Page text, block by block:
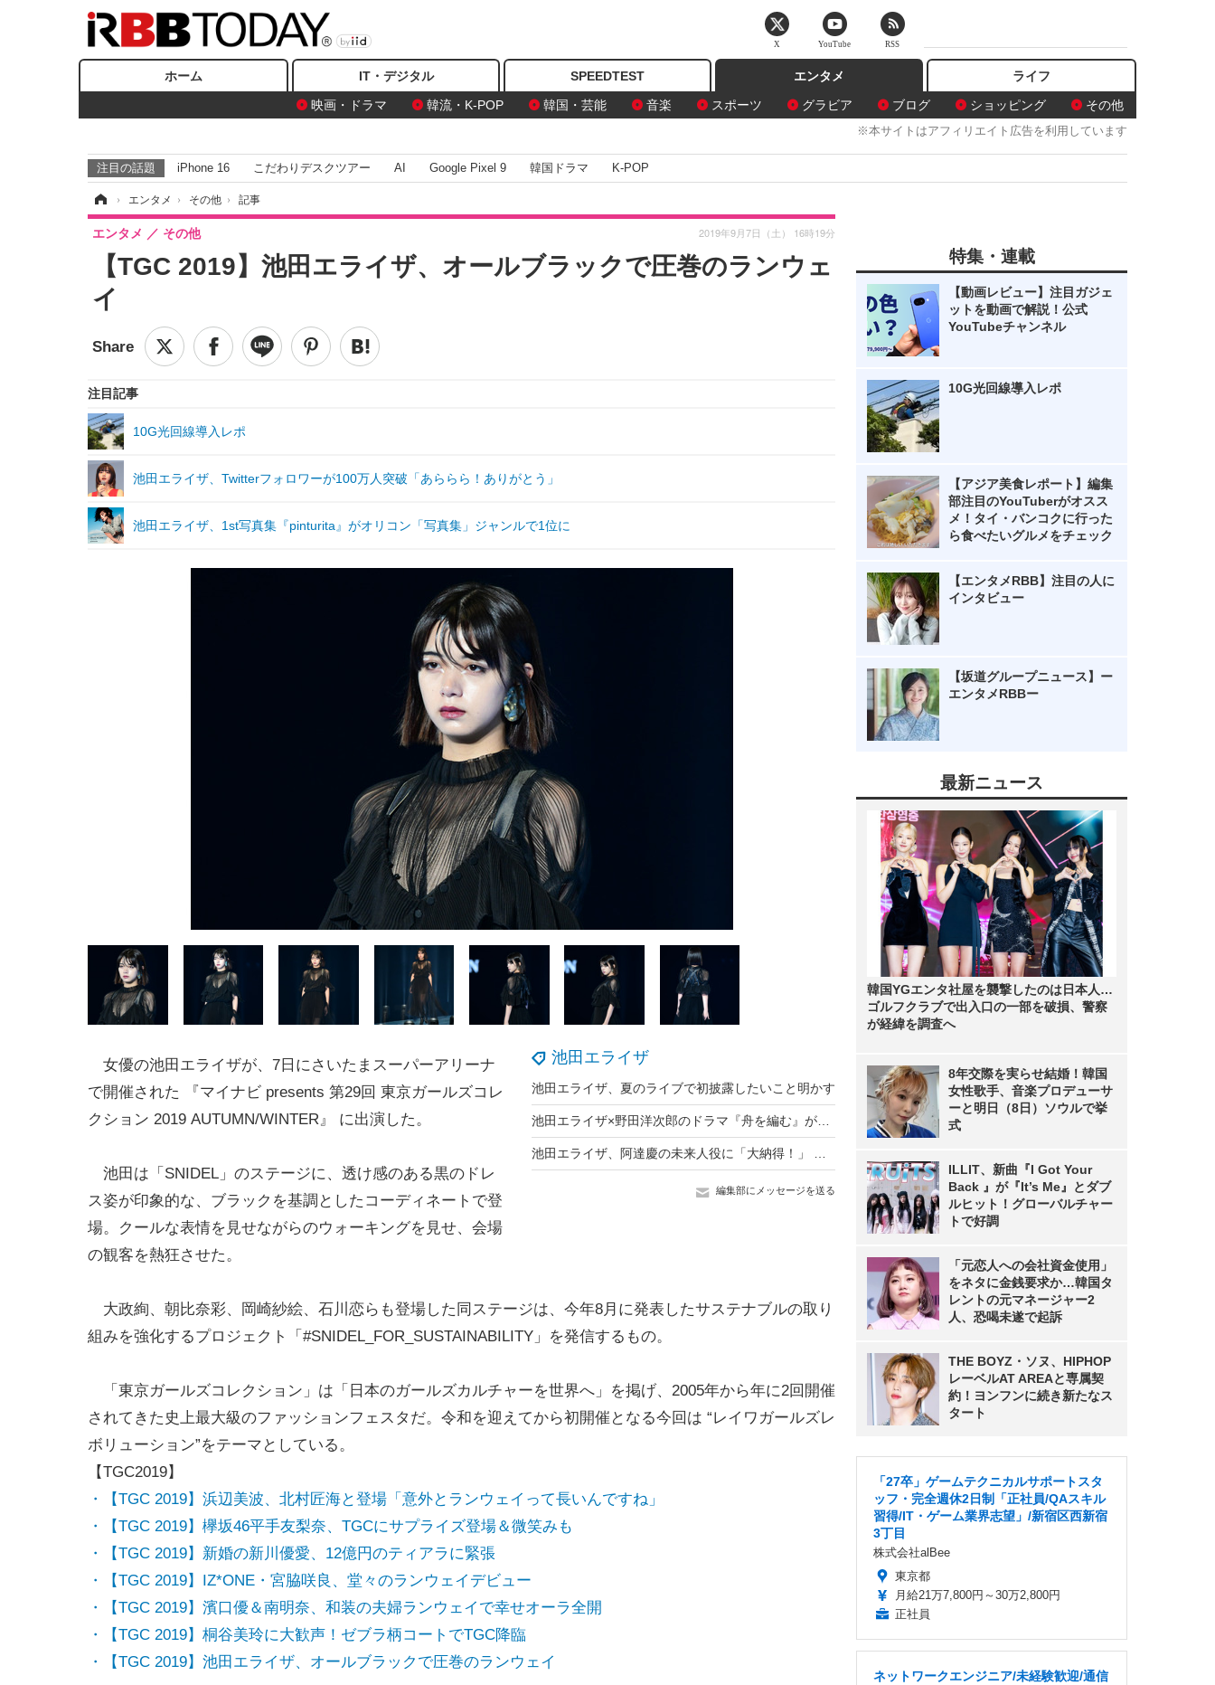
ホーム IT・デジタル SPEEDTEST
エンタメ
映画・ドラマ
韓流・K-POP 韓国・芸能 音楽 スポーツ グラビア ブログ ショッピング その他
ライフ
※本サイトはアフィリエイト広告を利用しています
注目の話題 iPhone 16 こだわりデスクツアー AI Google Pixel 9 韓国ドラマ K-POP
› エンタメ › その他 › 記事
【TGC 2019】池田エライザ、オールブラックで圧巻のランウェ
イ
エンタメ その他 2019年9月7日（土） 16時19分
注目記事
10G光回線導入レポ
池田エライザ、Twitterフォロワーが100万人突破「あららら！ありがとう」
池田エライザ、1st写真集『pinturita』がオリコン「写真集」ジャンルで1位に
池田エライザ
池田エライザ、夏のライブで初披露したいこと明かす
編集部にメッセージを送る
女優の池田エライザが、7日にさいたまスーパーアリーナ
で開催された 『マイナビ presents 第29回 東京ガールズコレ
クション 2019 AUTUMN/WINTER』 に出演した。
池田は「SNIDEL」のステージに、透け感のある黒のドレ
ス姿が印象的な、ブラックを基調としたコーディネートで登
場。クールな表情を見せながらのウォーキングを見せ、会場
の観客を熱狂させた。
大政絢、朝比奈彩、岡崎紗絵、石川恋らも登場した同ステージは、今年8月に発表したサステナブルの取り
組みを強化するプロジェクト「#SNIDEL_FOR_SUSTAINABILITY」を発信するもの。
「東京ガールズコレクション」は「日本のガールズカルチャーを世界へ」を掲げ、2005年から年に2回開催
されてきた史上最大級のファッションフェスタだ。令和を迎えてから初開催となる今回は “レイワガールズレ
ボリューション”をテーマとしている。
【TGC2019】
・【TGC 2019】浜辺美波、北村匠海と登場「意外とランウェイって長いんですね」
・【TGC 2019】欅坂46平手友梨奈、TGCにサプライズ登場＆微笑みも
・【TGC 2019】新婚の新川優愛、12億円のティアラに緊張
・【TGC 2019】IZ*ONE・宮脇咲良、堂々のランウェイデビュー
・【TGC 2019】濱口優＆南明奈、和装の夫婦ランウェイで幸せオーラ全開
・【TGC 2019】桐谷美玲に大歓声！ゼブラ柄コートでTGC降臨
・【TGC 2019】池田エライザ、オールブラックで圧巻のランウェイ
特集・連載
【動画レビュー】注目ガジェ
ットを動画で解説！公式
YouTubeチャンネル
10G光回線導入レポ
【アジア美食レポート】編集
部注目のYouTuberがオスス
メ！タイ・バンコクに行った
ら食べたいグルメをチェック
【エンタメRBB】注目の人に
インタビュー
【坂道グループニュース】ー
エンタメRBBー
最新ニュース
韓国YGエンタ社屋を襲撃したのは日本人…
ゴルフクラブで出入口の一部を破損、警察
が経緯を調査へ
8年交際を実らせ結婚！韓国
女性歌手、音楽プロデューサ
ーと明日（8日）ソウルで挙
式
ILLIT、新曲『I Got Your
Back 』が『It’s Me』とダブ
ルヒット！グローバルチャー
トで好調
「元恋人への会社資金使用」
をネタに金銭要求か…韓国タ
レントの元マネージャー2
人、恐喝未遂で起訴
THE BOYZ・ソヌ、HIPHOP
レーベルAT AREAと専属契
約！ヨンフンに続き新たなス
タート
「27卒」ゲームテクニカルサポートスタ
ッフ・完全週休2日制「正社員/QAスキル
習得/IT・ゲーム業界志望」/新宿区西新宿
3丁目
株式会社alBee
東京都
月給21万7,800円～30万2,800円
正社員
ネットワークエンジニア/未経験歓迎/通信
X YouTube RSS